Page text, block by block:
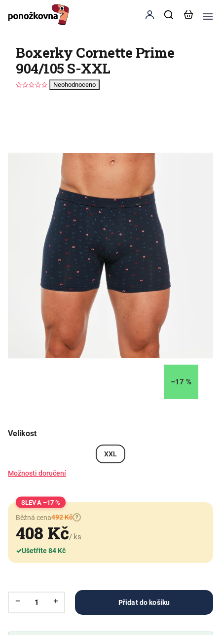
Boxerky Cornette Prime
904/105 S-XXL
Neohodnoceno
–17 %
Velikost
XXL
Možnosti doručení
–17 %
Běžná cena492 Kč ?
408 Kč/ ks
✓Ušetříte 84 Kč
Přidat do košíku